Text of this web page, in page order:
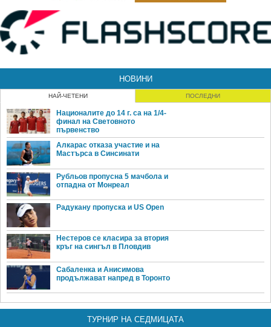
НОВИНИ
НАЙ-ЧЕТЕНИ ПОСЛЕДНИ
Националите до 14 г. са на 1/4-
финал на Световното
първенство
Алкарас отказа участие и на
Мастърса в Синсинати
Рубльов пропусна 5 мачбола и
отпадна от Монреал
Радукану пропуска и US Open
Нестеров се класира за втория
кръг на сингъл в Пловдив
Сабаленка и Анисимова
продължават напред в Торонто
ТУРНИР НА СЕДМИЦАТА